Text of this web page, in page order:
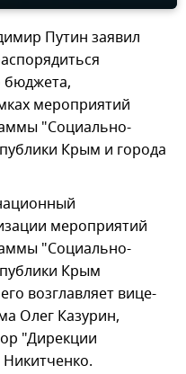
Путин заявил
бюджета,
мероприятий
"Социально-
Крым и города
мероприятий
"Социально-
Крым
возглавляет вице-
Олег Казурин,
"Дирекции